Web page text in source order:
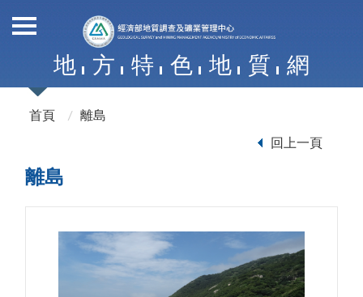
地 方 特 色 地 質 網
首頁 離島
回上一頁
離島